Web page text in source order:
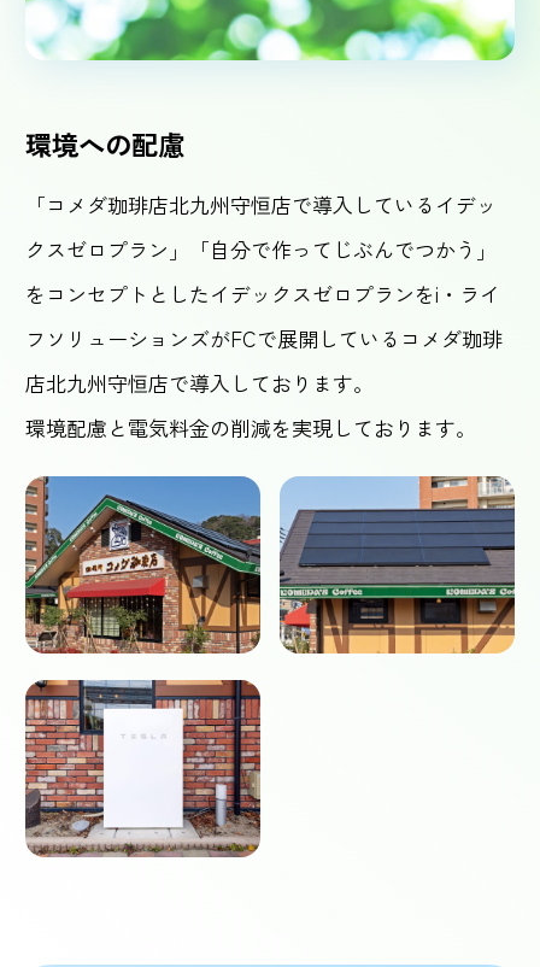
環境への配慮
「コメダ珈琲店北九州守恒店で導入しているイデッ
クスゼロプラン」「自分で作ってじぶんでつかう」
をコンセプトとしたイデックスゼロプランをi・ライ
フソリューションズがFCで展開しているコメダ珈琲
店北九州守恒店で導入しております。
環境配慮と電気料金の削減を実現しております。